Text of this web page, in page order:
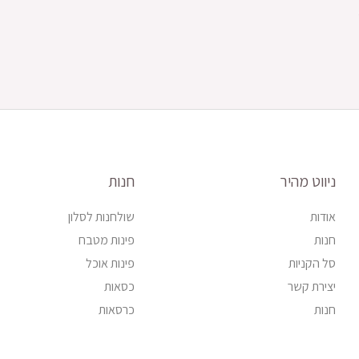
ניווט מהיר
אודות
חנות
סל הקניות
יצירת קשר
חנות
חנות
שולחנות לסלון
פינות מטבח
פינות אוכל
כסאות
כרסאות